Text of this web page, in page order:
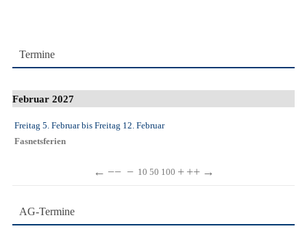
Termine
Februar 2027
Freitag 5. Februarbis Freitag 12. Februar
Fasnetsferien
← −− − 10 50 100 + ++ →
AG-Termine